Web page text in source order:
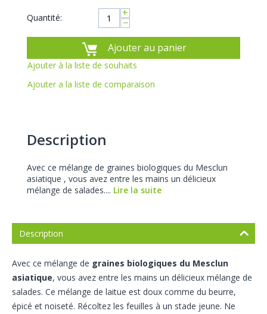
Quantité: +
−
Ajouter au panier
Ajouter à la liste de souhaits
Ajouter a la liste de comparaison
Description
Avec ce mélange de graines biologiques du Mesclun
asiatique , vous avez entre les mains un délicieux
mélange de salades.... Lire la suite
Description
Avec ce mélange de graines biologiques du Mesclun
asiatique, vous avez entre les mains un délicieux mélange de
salades. Ce mélange de laitue est doux comme du beurre,
épicé et noiseté. Récoltez les feuilles à un stade jeune. Ne